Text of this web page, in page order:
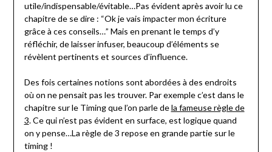
utile/indispensable/évitable…Pas évident après avoir lu ce
chapitre de se dire : “Ok je vais impacter mon écriture
grâce à ces conseils…” Mais en prenant le temps d’y
réfléchir, de laisser infuser, beaucoup d’éléments se
révèlent pertinents et sources d’influence.
Des fois certaines notions sont abordées à des endroits
où on ne pensait pas les trouver. Par exemple c’est dans le
chapitre sur le Timing que l’on parle dela fameuse règle de
3. Ce qui n’est pas évident en surface, est logique quand
on y pense…La règle de 3 repose en grande partie sur le
timing !